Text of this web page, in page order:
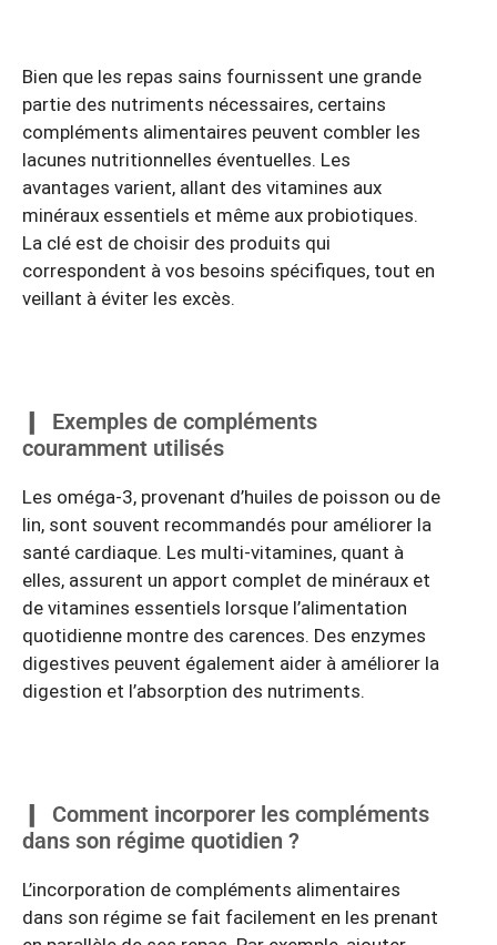
Bien que les repas sains fournissent une grande
partie des nutriments nécessaires, certains
compléments alimentaires peuvent combler les
lacunes nutritionnelles éventuelles. Les
avantages varient, allant des vitamines aux
minéraux essentiels et même aux probiotiques.
La clé est de choisir des produits qui
correspondent à vos besoins spécifiques, tout en
veillant à éviter les excès.
Exemples de compléments
couramment utilisés
Les oméga-3, provenant d’huiles de poisson ou de
lin, sont souvent recommandés pour améliorer la
santé cardiaque. Les multi-vitamines, quant à
elles, assurent un apport complet de minéraux et
de vitamines essentiels lorsque l’alimentation
quotidienne montre des carences. Des enzymes
digestives peuvent également aider à améliorer la
digestion et l’absorption des nutriments.
Comment incorporer les compléments
dans son régime quotidien ?
L’incorporation de compléments alimentaires
dans son régime se fait facilement en les prenant